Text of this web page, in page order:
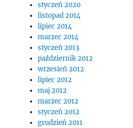
styczeń 2020
listopad 2014
lipiec 2014
marzec 2014
styczeń 2013
październik 2012
wrzesień 2012
lipiec 2012
maj 2012
marzec 2012
styczeń 2012
grudzień 2011